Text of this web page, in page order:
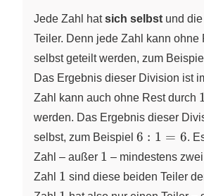
Jede Zahl hatsich selbst und die
Teiler. Denn jede Zahl kann ohne
selbst geteilt werden, zum Beispiel
Das Ergebnis dieser Division ist
Zahl kann auch ohne Rest durch 1
1
werden. Das Ergebnis dieser
selbst, zum Beispiel 6:1=6
6 : 1 = 6.
Zahl – außer 1
1 – mindestens
Zahl 1
1 sind diese beiden Teiler